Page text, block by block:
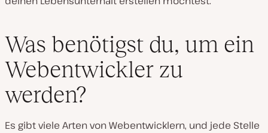
Was benötigst du, um ein
Webentwickler zu
werden?
Es gibt viele Arten von Webentwicklern, und jede Stelle